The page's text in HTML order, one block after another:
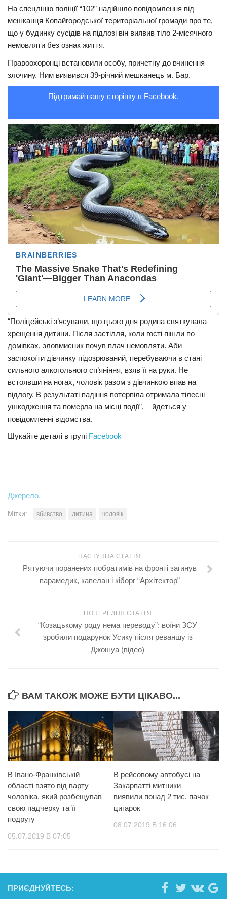
Трагедії
Курйози
Суспільство
Шоу-біз
На спецлінію поліції “102” надійшло повідомлення від
мешканця Копайгородської територіальної громади про те,
що у будинку сусідів на підлозі він виявив тіло 2-місячного
немовляти без ознак життя.
Правоохоронці встановили особу, причетну до вчинення
злочину. Ним виявився 39-річний мешканець м. Бар.
Підтримай нашу сторінку в Facebook.
“Поліцейські з’ясували, що цього дня родина святкувала
хрещення дитини. Після застілля, коли гості пішли по
домівках, зловмисник почув плач немовляти. Аби
заспокоїти дівчинку підозрюваний, перебуваючи в стані
сильного алкогольного сп’яніння, взяв її на руки. Не
встоявши на ногах, чоловік разом з дівчинкою впав на
підлогу. В результаті падіння потерпіла отримала тілесні
ушкодження та померла на місці події”, – йдеться у
повідомленні відомства.
Шукайте деталі в групі Facebook
Джерело.
Мітки: вбивство дитина чоловік
НАСТУПНА СТАТТЯ
Рятуючи поранених побратимів на фронті загинув
парамедик, капелан і кіборг “Архітектор”
ПОПЕРЕДНЯ СТАТТЯ
“Козацькому роду нема переводу”: воїни ЗСУ
зробили подарунок Усику після реваншу із
Джошуа (відео)
ВАМ ТАКОЖ МОЖЕ БУТИ ЦІКАВО...
В Івано-Франківській
області взято під варту
чоловіка, який розбещував
свою падчерку та її
подругу
05.07.2019 В 07:05
В рейсовому автобусі на
Закарпатті митники
виявили понад 2 тис. пачок
цигарок
08.07.2019 В 16:06
ПРИЄДНУЙТЕСЬ: